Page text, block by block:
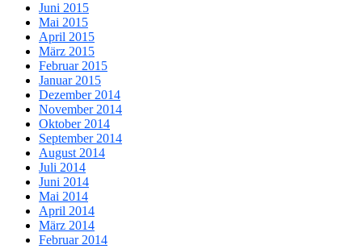
Juni 2015
Mai 2015
April 2015
März 2015
Februar 2015
Januar 2015
Dezember 2014
November 2014
Oktober 2014
September 2014
August 2014
Juli 2014
Juni 2014
Mai 2014
April 2014
März 2014
Februar 2014